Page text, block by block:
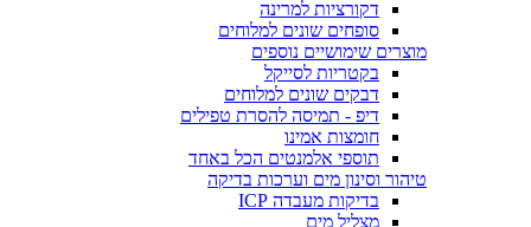
דקורציות למרינה
סופחים שונים למלוחים
מוצרים שימושיים נוספים
בקטריות לסייקל
דבקים שונים למלוחים
דיפ - תמיסה להסרת טפילים
חומצות אמינו
תוספי אלמנטים הכל באחד
טיהור וסינון מים וערכות בדיקה
בדיקות מעבדה ICP
מצליל מים